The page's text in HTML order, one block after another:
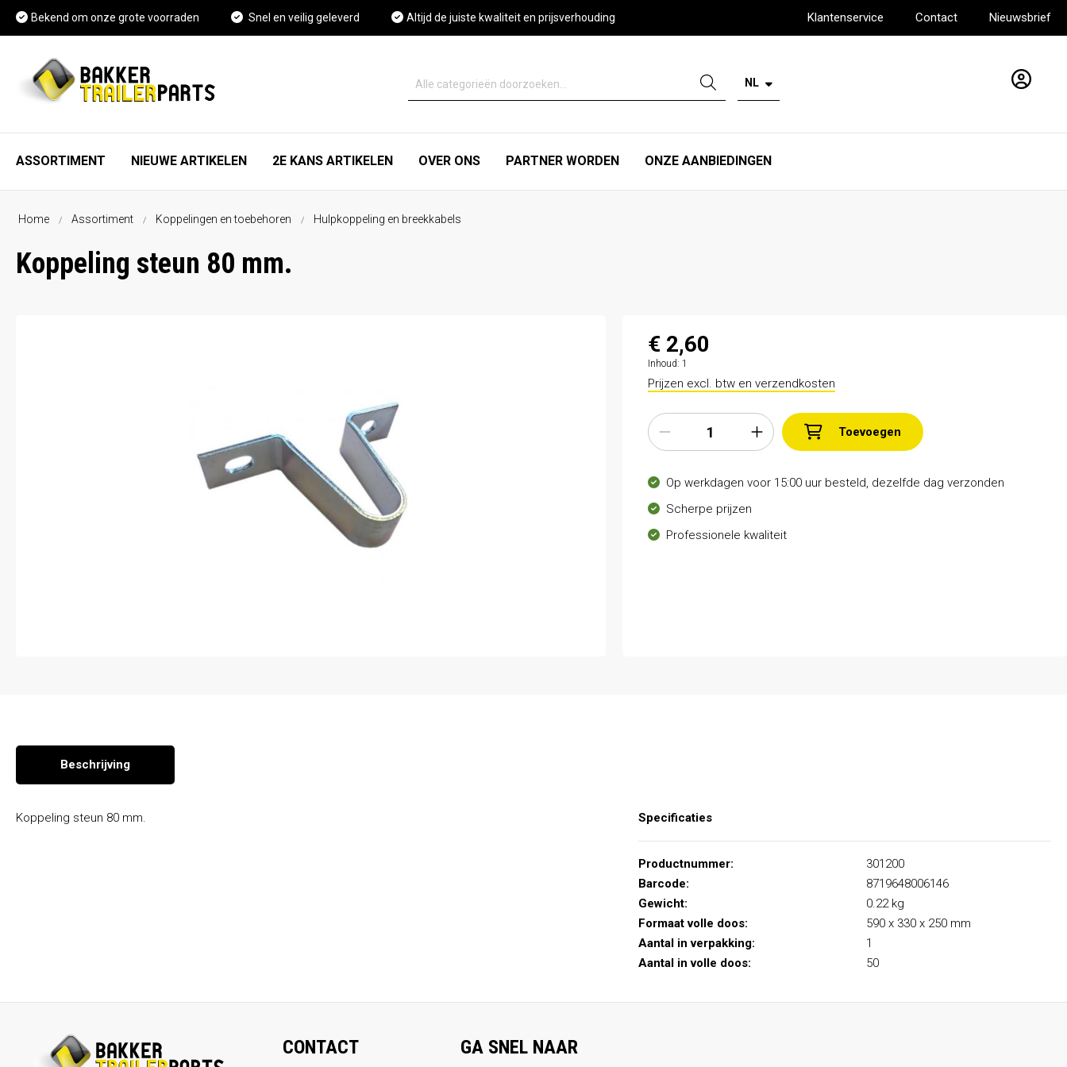
Bekend om onze grote voorraden Snel en veilig geleverd Altijd de juiste kwaliteit en prijsverhouding Klantenservice Contact Nieuwsbrief
NL
ASSORTIMENT NIEUWE ARTIKELEN 2E KANS ARTIKELEN OVER ONS PARTNER WORDEN ONZE AANBIEDINGEN
As, wiel en rem onderdelen
Spatschermen
FAQ
Vacature Magazijnmedewerker
Home Assortiment Koppelingen en toebehoren Hulpkoppeling en breekkabels
Koppeling steun 80 mm.
€ 2,60
Inhoud: 1
Prijzen excl. btw en verzendkosten
Toevoegen
Op werkdagen voor 15:00 uur besteld, dezelfde dag verzonden
Scherpe prijzen
Professionele kwaliteit
Beschrijving
Koppeling steun 80 mm. Specificaties
Productnummer:
301200
Barcode:
8719648006146
Gewicht:
0.22 kg
Formaat volle doos:
590 x 330 x 250 mm
Aantal in verpakking:
1
Aantal in volle doos:
50
CONTACT GA SNEL NAAR